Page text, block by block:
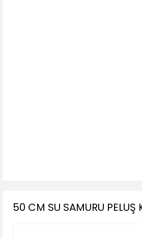
50 CM SU SAMURU PELUŞ